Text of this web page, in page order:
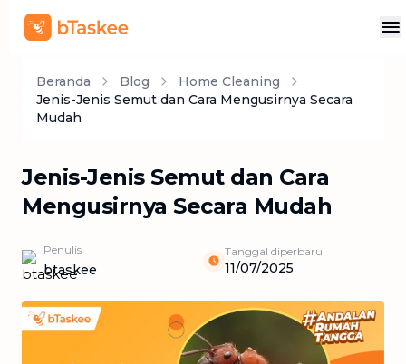
Beranda Blog
Home Cleaning
Jenis-Jenis Semut dan Cara Mengusirnya Secara
Mudah
Jenis-Jenis Semut dan Cara
Mengusirnya Secara Mudah
Penulis
btaskee
Tanggal diperbarui
11/07/2025